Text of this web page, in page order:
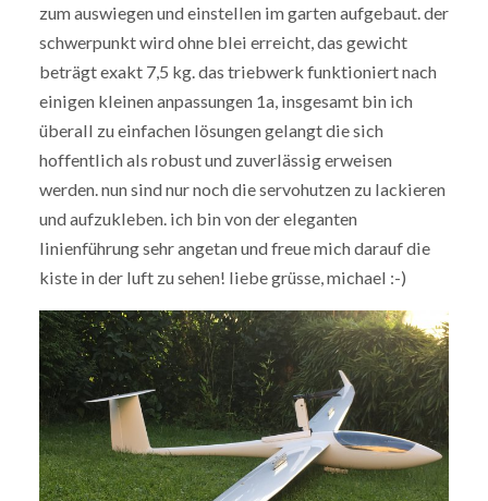
zum auswiegen und einstellen im garten aufgebaut. der
schwerpunkt wird ohne blei erreicht, das gewicht
beträgt exakt 7,5 kg. das triebwerk funktioniert nach
einigen kleinen anpassungen 1a, insgesamt bin ich
überall zu einfachen lösungen gelangt die sich
hoffentlich als robust und zuverlässig erweisen
werden. nun sind nur noch die servohutzen zu lackieren
und aufzukleben. ich bin von der eleganten
linienführung sehr angetan und freue mich darauf die
kiste in der luft zu sehen! liebe grüsse, michael :-)